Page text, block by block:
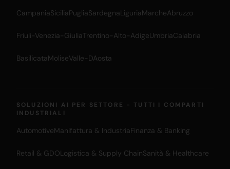
CampaniaSiciliaPugliaSardegnaLiguriaMarcheAbruzzo
Friuli-Venezia-GiuliaTrentino-Alto-AdigeUmbriaCalabria
BasilicataMoliseValle-DAosta
SOLUZIONI AI PER SETTORE - TUTTI I COMPARTI
INDUSTRIALI
AutomotiveManifattura & IndustriaFinanza & Banking
Retail & GDOLogistica & Supply ChainSanità & Healthcare